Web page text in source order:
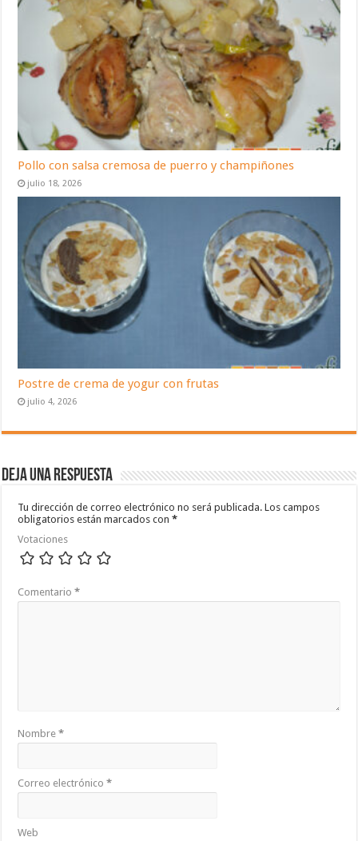
Pollo con salsa cremosa de puerro y champiñones
julio 18, 2026
Postre de crema de yogur con frutas
julio 4, 2026
Deja una respuesta
Tu dirección de correo electrónico no será publicada. Los campos
obligatorios están marcados con*
Votaciones
Comentario*
Nombre*
Correo electrónico*
Web